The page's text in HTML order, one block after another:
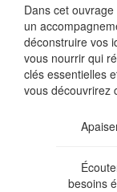
Dans cet
un
déconstruire vos
vous nourrir qui
clés essentielles
vous découvrirez
besoins